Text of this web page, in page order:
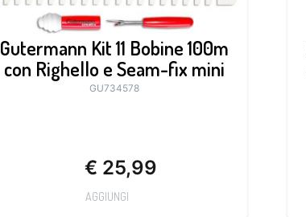
Gutermann Kit 11 Bobine 100m
con Righello e Seam-fix mini
GU734578
€ 25,99
AGGIUNGI